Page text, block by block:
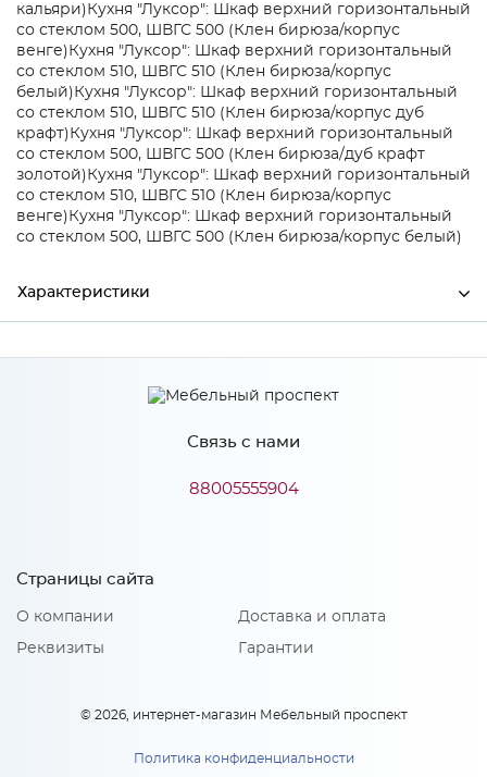
кальяри) Кухня "Луксор": Шкаф верхний горизонтальный
со стеклом 500, ШВГС 500 (Клен бирюза/корпус
венге) Кухня "Луксор": Шкаф верхний горизонтальный
со стеклом 510, ШВГС 510 (Клен бирюза/корпус
белый) Кухня "Луксор": Шкаф верхний горизонтальный
со стеклом 510, ШВГС 510 (Клен бирюза/корпус дуб
крафт) Кухня "Луксор": Шкаф верхний горизонтальный
со стеклом 500, ШВГС 500 (Клен бирюза/дуб крафт
золотой) Кухня "Луксор": Шкаф верхний горизонтальный
со стеклом 510, ШВГС 510 (Клен бирюза/корпус
венге) Кухня "Луксор": Шкаф верхний горизонтальный
со стеклом 500, ШВГС 500 (Клен бирюза/корпус белый)
Характеристики
Ширина 596
354
16
Столица мебели
Особенности
Тип сборки: Универсальная
Количество упаковок: 2
Связь с нами
88005555904
Страницы сайта
О компании
Реквизиты
Доставка и оплата
Гарантии
© 2026, интернет-магазин Мебельный проспект
Политика конфиденциальности